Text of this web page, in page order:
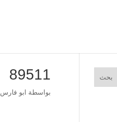
89511
بواسطة ابو فارس